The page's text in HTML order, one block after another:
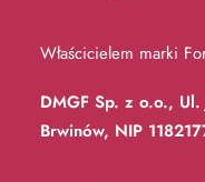
Właścicielem marki
DMGF Sp. z o.o.,
Brwinów, NIP